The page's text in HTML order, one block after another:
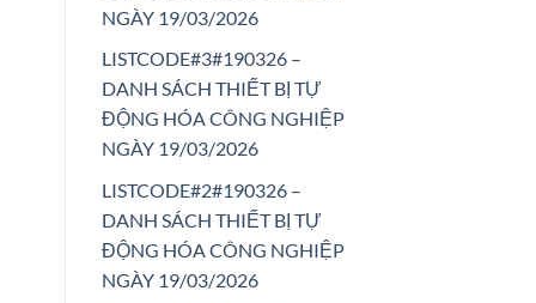
NGÀY 19/03/2026
LISTCODE#3#190326 –
DANH SÁCH THIẾT BỊ TỰ
ĐỘNG HÓA CÔNG NGHIỆP
NGÀY 19/03/2026
LISTCODE#2#190326 –
DANH SÁCH THIẾT BỊ TỰ
ĐỘNG HÓA CÔNG NGHIỆP
NGÀY 19/03/2026